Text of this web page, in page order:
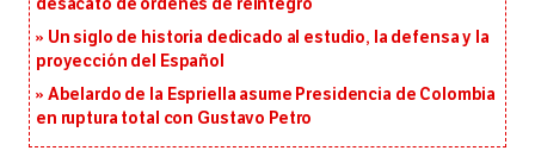
desacato de órdenes de reintegro
Un siglo de historia dedicado al estudio, la defensa y la
proyección del Español
Abelardo de la Espriella asume Presidencia de Colombia
en ruptura total con Gustavo Petro